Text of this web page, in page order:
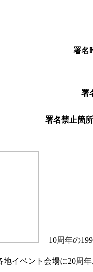
署名
署
署名禁止箇
10周年の
イベント会場に20周